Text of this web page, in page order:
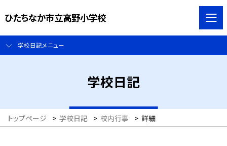
ひたちなか市立高野小学校
学校日記メニュー
学校日記
トップページ > 学校日記 > 校内行事 > 詳細